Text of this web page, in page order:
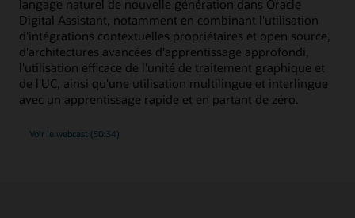
langage naturel de nouvelle génération dans Oracle
Digital Assistant, notamment en combinant l'utilisation
d'intégrations contextuelles propriétaires et open source,
d'architectures avancées d'apprentissage approfondi,
l'utilisation efficace de l'unité de traitement graphique et
de l'UC, ainsi qu'une utilisation multilingue et interlingue
avec un apprentissage rapide et en partant de zéro.
Voir le webcast (50:34)